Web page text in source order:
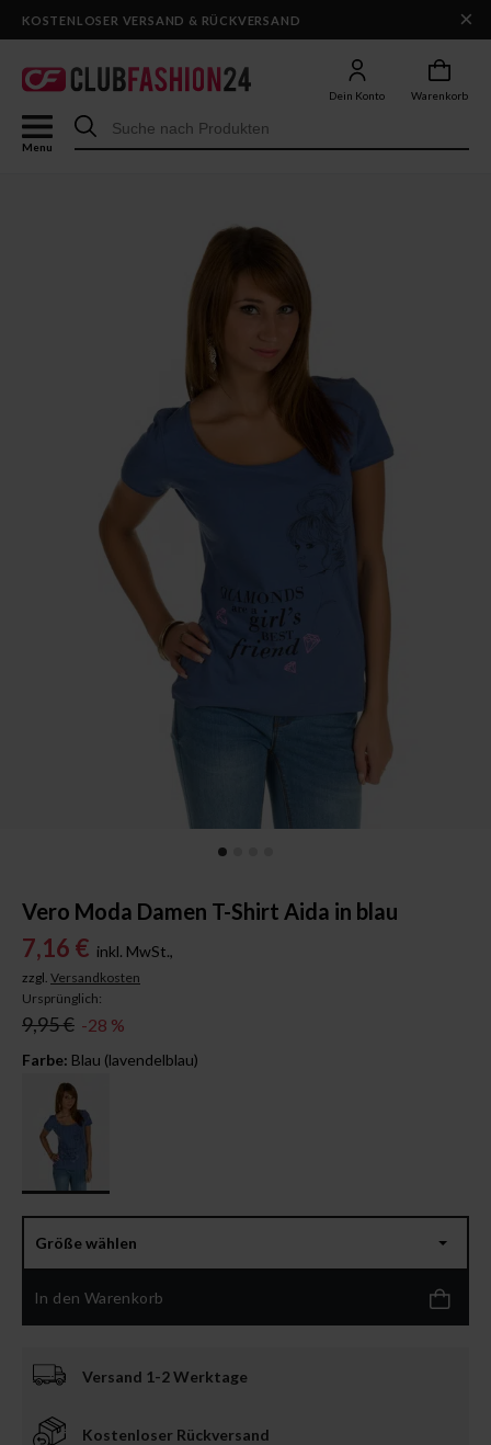
Dein Konto Warenkorb
Menu
KOSTENLOSER VERSAND & RÜCKVERSAND
DHL-VERSAND IN 1–2 WERKTAGEN ×
Vero Moda Damen T-Shirt Aida in blau
7,16 € inkl. MwSt.,
zzgl. Versandkosten
Ursprünglich:
9,95 € -28 %
Farbe: Blau (lavendelblau)
Größe wählen
In den Warenkorb
Versand 1-2 Werktage
Kostenloser Rückversand